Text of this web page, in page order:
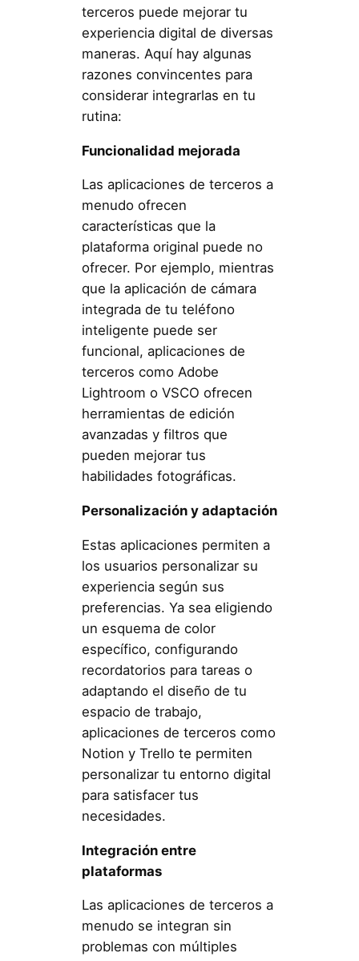
terceros puede mejorar tu
experiencia digital de diversas
maneras. Aquí hay algunas
razones convincentes para
considerar integrarlas en tu
rutina:
Funcionalidad mejorada
Las aplicaciones de terceros a
menudo ofrecen
características que la
plataforma original puede no
ofrecer. Por ejemplo, mientras
que la aplicación de cámara
integrada de tu teléfono
inteligente puede ser
funcional, aplicaciones de
terceros como Adobe
Lightroom o VSCO ofrecen
herramientas de edición
avanzadas y filtros que
pueden mejorar tus
habilidades fotográficas.
Personalización y adaptación
Estas aplicaciones permiten a
los usuarios personalizar su
experiencia según sus
preferencias. Ya sea eligiendo
un esquema de color
específico, configurando
recordatorios para tareas o
adaptando el diseño de tu
espacio de trabajo,
aplicaciones de terceros como
Notion y Trello te permiten
personalizar tu entorno digital
para satisfacer tus
necesidades.
Integración entre
plataformas
Las aplicaciones de terceros a
menudo se integran sin
problemas con múltiples